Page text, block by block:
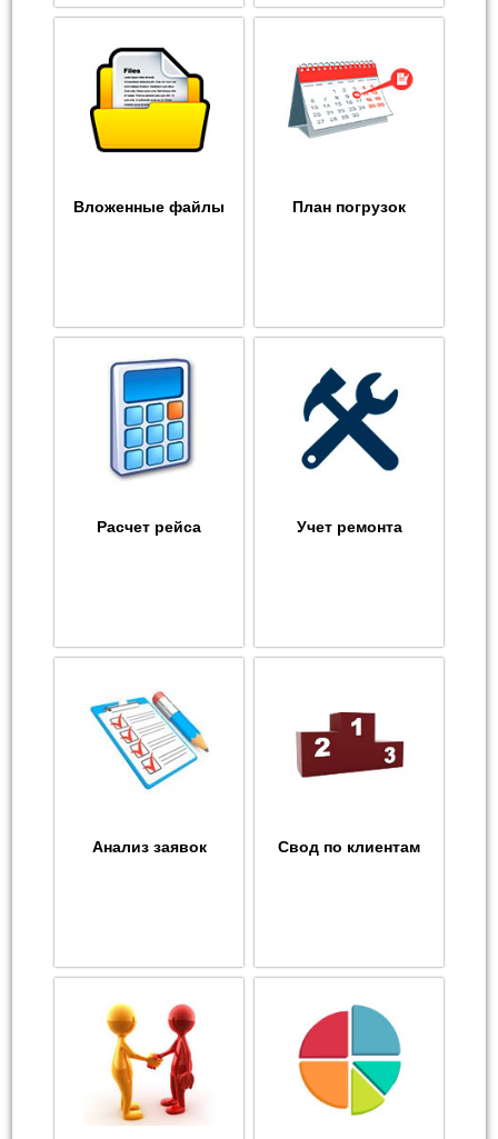
Вложенные файлы План погрузок
Расчет рейса Учет ремонта
Анализ заявок Свод по клиентам